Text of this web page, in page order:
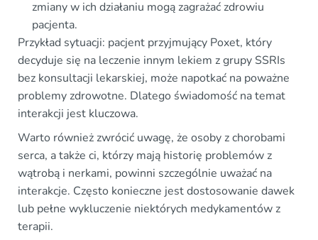
zmiany w ich działaniu mogą zagrażać zdrowiu
pacjenta.
Przykład sytuacji: pacjent przyjmujący Poxet, który
decyduje się na leczenie innym lekiem z grupy SSRIs
bez konsultacji lekarskiej, może napotkać na poważne
problemy zdrowotne. Dlatego świadomość na temat
interakcji jest kluczowa.
Warto również zwrócić uwagę, że osoby z chorobami
serca, a także ci, którzy mają historię problemów z
wątrobą i nerkami, powinni szczególnie uważać na
interakcje. Często konieczne jest dostosowanie dawek
lub pełne wykluczenie niektórych medykamentów z
terapii.